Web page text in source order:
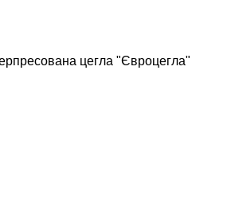
цегла "Євроцегла"